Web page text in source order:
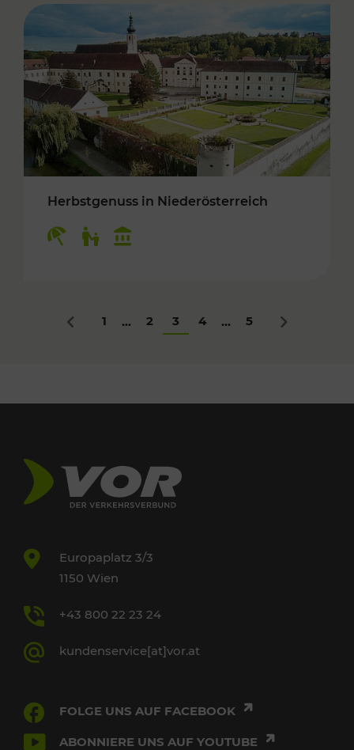
Herbstgenuss in Niederösterreich
Zurück
1 ... 2 3 4 ... 5 Nächstes
Europaplatz 3/3
1150 Wien
+43 800 22 23 24
kundenservice[at]vor.at
FOLGE UNS AUF FACEBOOK
ABONNIERE UNS AUF YOUTUBE